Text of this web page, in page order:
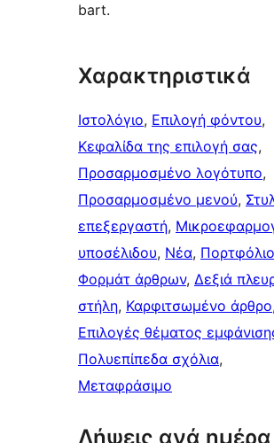
bart.
Χαρακτηριστικά
Ιστολόγιο, Επιλογή φόντου
Κεφαλίδα της επιλογή σας
Προσαρμοσμένο λογότυπο
Προσαρμοσμένο μενού,
επεξεργαστή,
υποσέλιδου, Νέα, Πορτφόλιο
Φορμάτ άρθρων, Δεξιά
στήλη, Καρφιτσωμένo άρθρo
Επιλογές θέματος
Πολυεπίπεδα σχόλια
Μεταφράσιμο
Λήψεις ανά ημέρα